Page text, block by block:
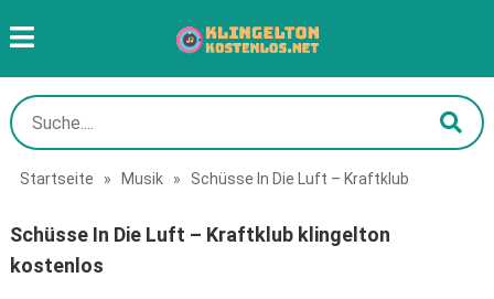
Startseite » Musik » Schüsse In Die Luft – Kraftklub
Schüsse In Die Luft – Kraftklub klingelton
kostenlos